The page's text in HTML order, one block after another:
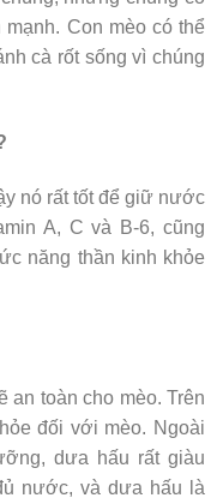
Con mèo có thể
cà rốt sống vì chúng
nó rất tốt để giữ nước
A, C và B-6, cũng
năng thần kinh khỏe
an toàn cho mèo. Trên
đối với mèo. Ngoài
dưa hấu rất giàu
nước, và dưa hấu là